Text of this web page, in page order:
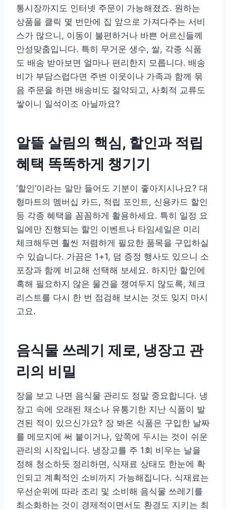
통시장까지도 인터넷 주문이 가능해졌죠. 원하는
상품을 클릭 몇 번만에 집 앞으로 가져다주는 서비
스가 많으니, 이동이 불편하거나 바쁜 어르신들께
안성맞춤입니다. 특히 무거운 생수, 쌀, 각종 식품
도 배송 받아보면 얼마나 편리한지 모릅니다. 배송
비가 부담스럽다면 주변 이웃이나 가족과 함께 묶
음 주문을 하면 배송비도 절약되고, 사회적 교류도
쌓이니 일석이조 아닐까요?
알뜰 살림의 핵심, 할인과 적립
혜택 똑똑하게 챙기기
‘할인’이라는 말만 들어도 기분이 좋아지시나요? 대
형마트의 멤버십 카드, 적립 포인트, 신용카드 할인
등 각종 혜택을 꼼꼼하게 활용하세요. 특히 일정 요
일에만 진행되는 할인 이벤트나 타임세일은 미리
체크해두면 훨씬 저렴하게 필요한 품목을 구입하실
수 있습니다. 가끔은 1+1, 덤 증정 행사도 있으니 소
포장과 함께 비교해 선택해 보세요. 하지만 할인에
혹해 필요하지 않은 물건을 쟁여두지 않도록, 체크
리스트를 다시 한 번 점검해 보시는 것도 잊지 마시
고요.
음식물 쓰레기 제로, 냉장고 관
리의 비밀
장을 보고 나면 음식물 관리도 정말 중요합니다. 냉
장고 속에 오래된 채소나 유통기한 지난 식품이 발
견된 적이 있으신가요? 장 봐온 식품은 구입한 날짜
를 메모지에 써 붙이거나, 앞쪽에 두시는 것이 쉬운
관리의 시작입니다. 냉장고를 주 1회 비우는 날을
정해 청소하듯 정리하면, 식재료 상태도 한눈에 확
인되고 계획적인 소비까지 가능해집니다. 식재료는
우선순위에 따라 조리 및 소비해 음식물 쓰레기를
최소화하는 것이 경제적이면서도 환경도 지키는 최